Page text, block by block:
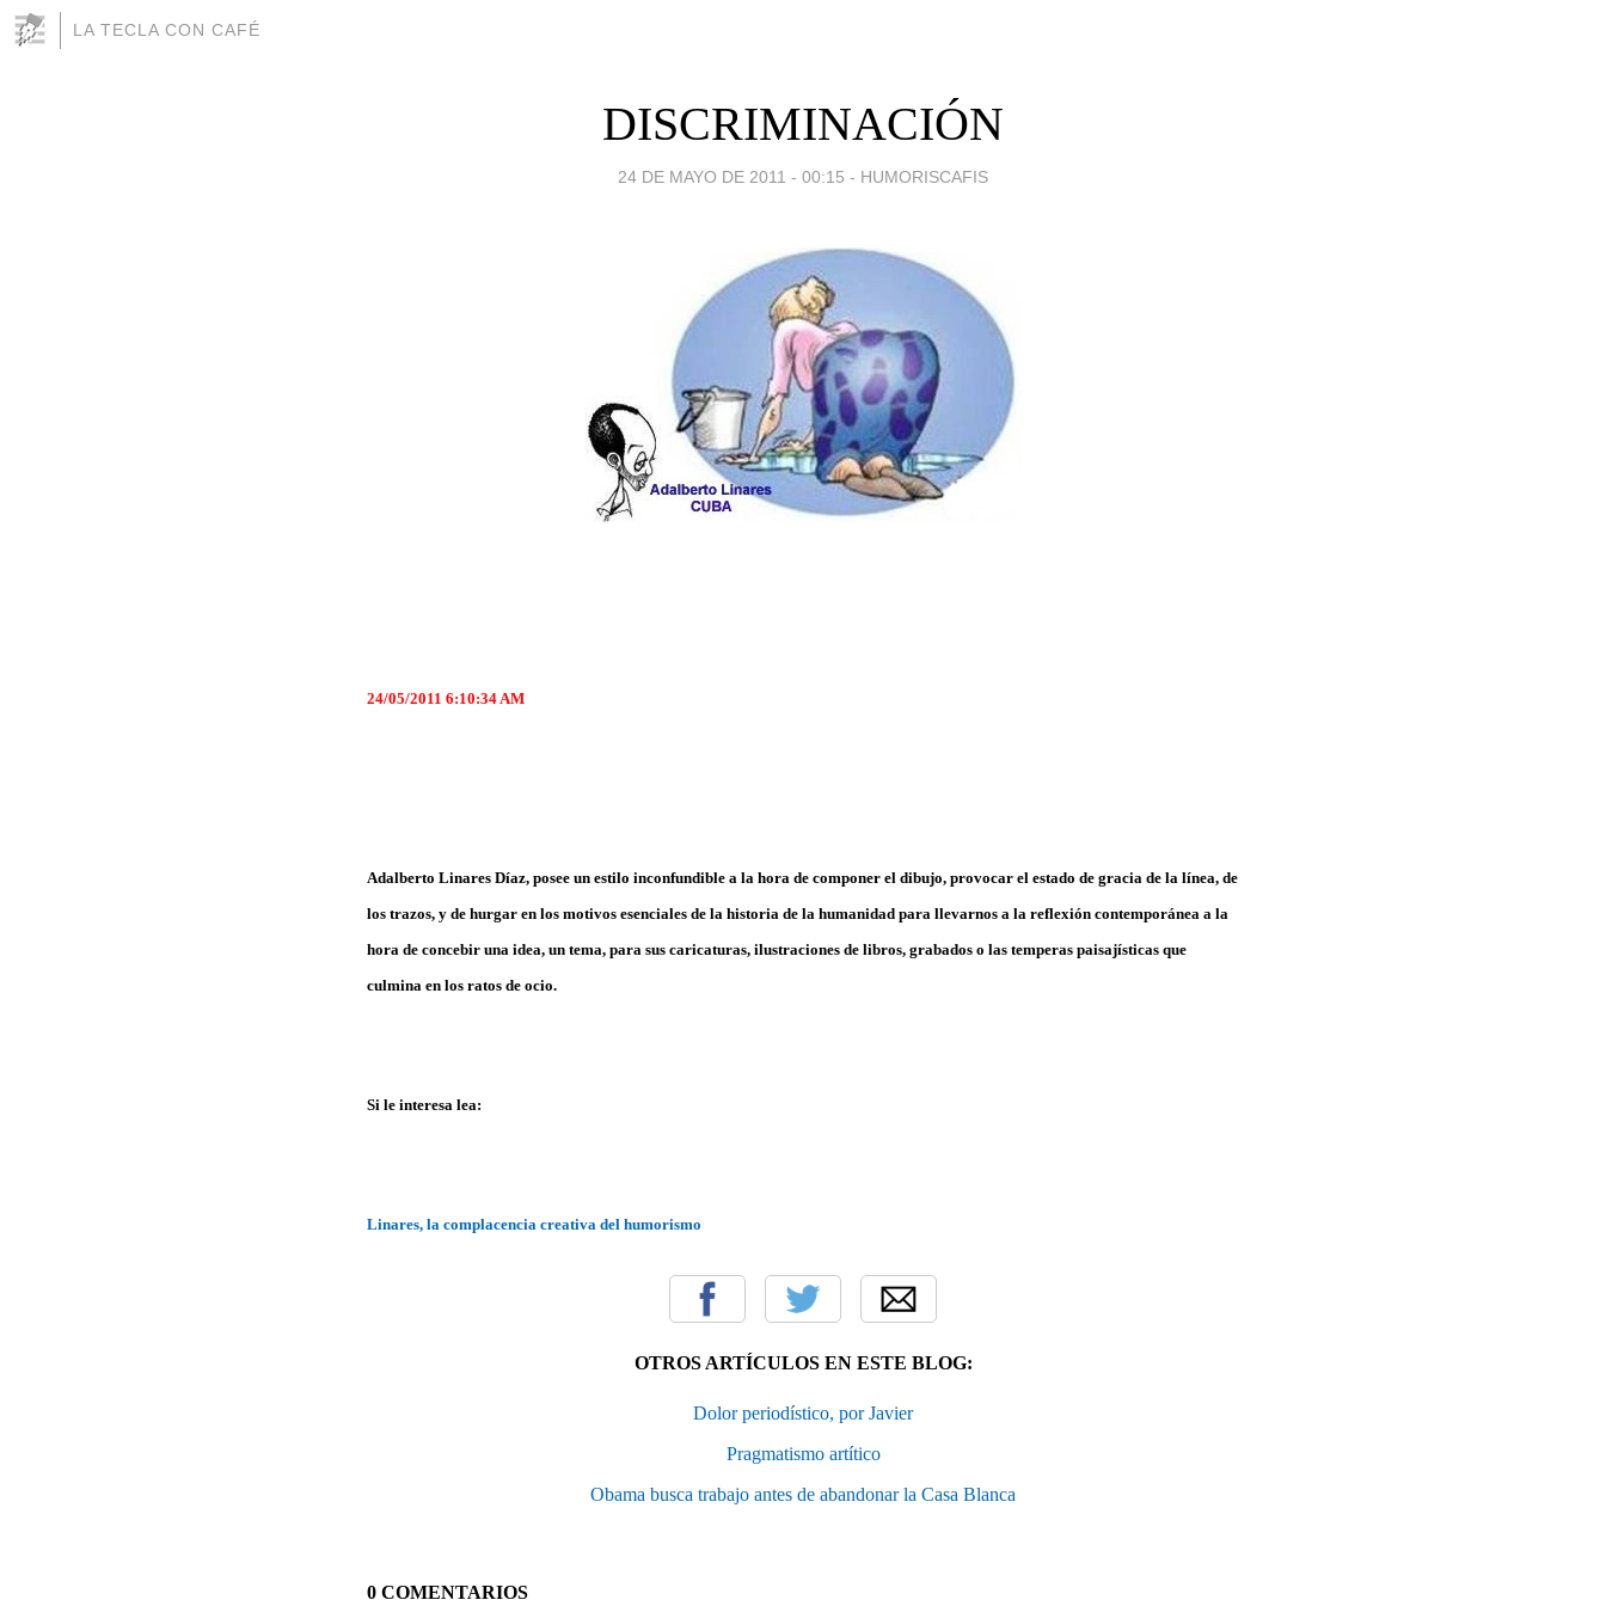
LA TECLA CON CAFÉ
DISCRIMINACIÓN
24 DE MAYO DE 2011 - 00:15 - HUMORISCAFIS
24/05/2011 6:10:34 AM
Adalberto Linares Díaz, posee un estilo inconfundible a la hora de componer el dibujo, provocar el estado de gracia de la línea, de
los trazos, y de hurgar en los motivos esenciales de la historia de la humanidad para llevarnos a la reflexión contemporánea a la
hora de concebir una idea, un tema, para sus caricaturas, ilustraciones de libros, grabados o las temperas paisajísticas que
culmina en los ratos de ocio.
Si le interesa lea:
Linares, la complacencia creativa del humorismo
OTROS ARTÍCULOS EN ESTE BLOG:
Dolor periodístico, por Javier
Pragmatismo artítico
Obama busca trabajo antes de abandonar la Casa Blanca
0 COMENTARIOS